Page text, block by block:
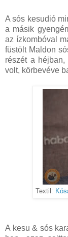
A sós kesudió
a másik
az ízkombóval
füstölt Maldon
részét a
volt, körbevéve
Textil:
A kesu & sós